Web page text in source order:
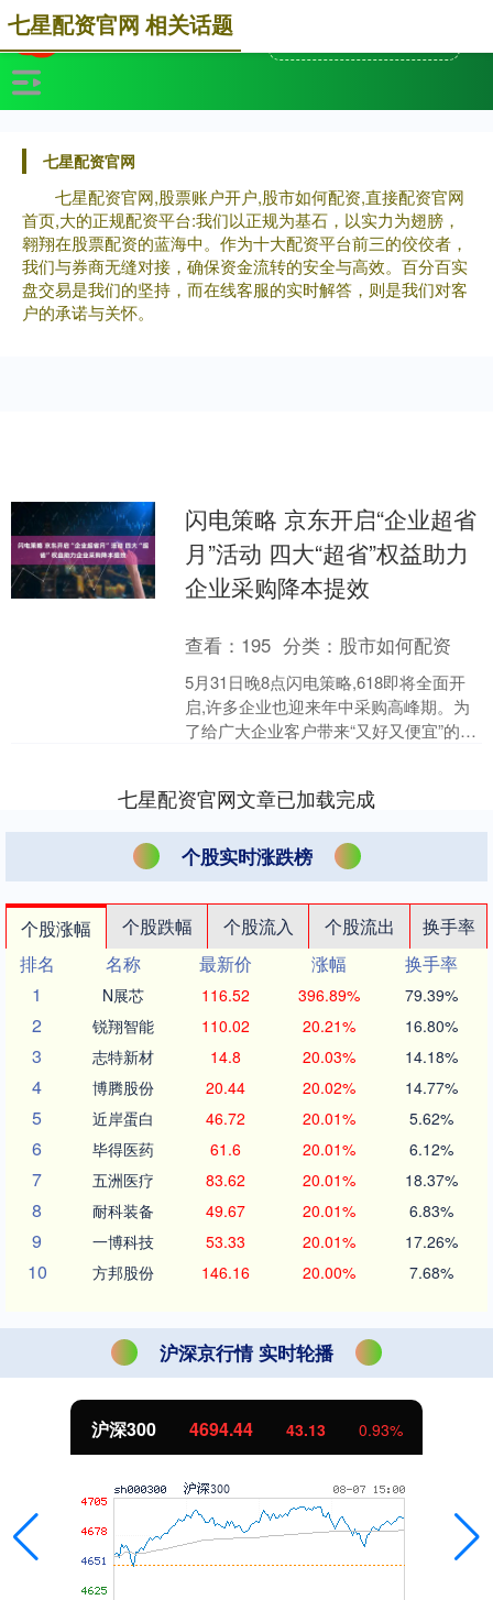
七星配资官网
七星配资官网,股票账户开户,股市如何配资,直接配资官网
首页,大的正规配资平台:我们以正规为基石，以实力为翅膀，
翱翔在股票配资的蓝海中。作为十大配资平台前三的佼佼者，
我们与券商无缝对接，确保资金流转的安全与高效。百分百实
盘交易是我们的坚持，而在线客服的实时解答，则是我们对客
户的承诺与关怀。
七星配资官网 相关话题
闪电策略 京东开启“企业超省
月”活动 四大“超省”权益助力
企业采购降本提效
查看： 195 分类： 股市如何配资
5月31日晚8点闪电策略,618即将全面开
启,许多企业也迎来年中采购高峰期。为
了给广大企业客户带来“又好又便宜”的一
七星配资官网文章已加载完成
个股实时涨跌榜
个股涨幅 个股跌幅 个股流入 个股流出
换手率
排名
名称 最新价 涨幅
换手率
1
N展芯 116.52 396.89% 79.39%
2 锐翔智能 110.02 20.21% 16.80%
3 志特新材 14.8 20.03% 14.18%
4 博腾股份 20.44 20.02% 14.77%
5 近岸蛋白 46.72 20.01% 5.62%
6 毕得医药 61.6 20.01% 6.12%
7 五洲医疗 83.62 20.01% 18.37%
8 耐科装备 49.67 20.01% 6.83%
9 一博科技 53.33 20.01% 17.26%
10 方邦股份 146.16 20.00% 7.68%
沪深京行情 实时轮播
沪深300 4694.44 43.13 0.93%